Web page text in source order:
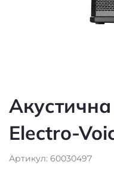
Electro-
Артикул: 60030497